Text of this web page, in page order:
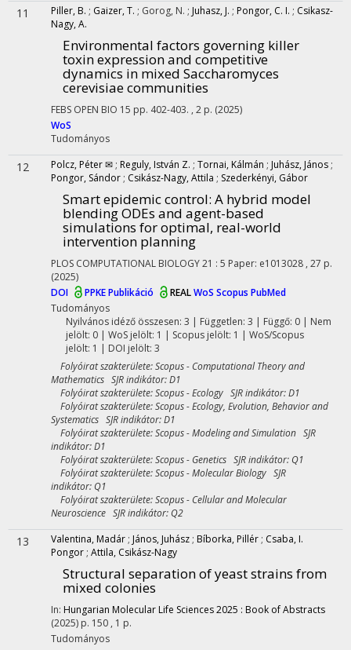
11 Piller, B. ; Gaizer, T. ; Gorog, N. ; Juhasz, J. ; Pongor, C. I. ; Csikasz-
Nagy, A.
Environmental factors governing killer
toxin expression and competitive
dynamics in mixed Saccharomyces
cerevisiae communities
FEBS OPEN BIO 15 pp. 402-403. , 2 p. (2025)
WoS
Tudományos
12 Polcz, Péter ✉ ; Reguly, István Z. ; Tornai, Kálmán ; Juhász, János ;
Pongor, Sándor ; Csikász-Nagy, Attila ; Szederkényi, Gábor
Smart epidemic control: A hybrid model
blending ODEs and agent-based
simulations for optimal, real-world
intervention planning
PLOS COMPUTATIONAL BIOLOGY21 : 5 Paper: e1013028 , 27 p.
(2025)
DOI
PPKE Publikáció REALWoS Scopus PubMed
Tudományos
Nyilvános idéző összesen: 3 | Független: 3 | Függő: 0 | Nem
jelölt: 0 | WoS jelölt: 1 | Scopus jelölt: 1 | WoS/Scopus
jelölt: 1 | DOI jelölt: 3
Folyóirat szakterülete: Scopus - Computational Theory and
Mathematics SJR indikátor: D1
Folyóirat szakterülete: Scopus - Ecology SJR indikátor: D1
Folyóirat szakterülete: Scopus - Ecology, Evolution, Behavior and
Systematics SJR indikátor: D1
Folyóirat szakterülete: Scopus - Modeling and Simulation SJR
indikátor: D1
Folyóirat szakterülete: Scopus - Genetics SJR indikátor: Q1
Folyóirat szakterülete: Scopus - Molecular Biology SJR
indikátor: Q1
Folyóirat szakterülete: Scopus - Cellular and Molecular
Neuroscience SJR indikátor: Q2
13 Valentina, Madár ; János, Juhász ; Bíborka, Pillér ; Csaba, I.
Pongor ; Attila, Csikász-Nagy
Structural separation of yeast strains from
mixed colonies
In: Hungarian Molecular Life Sciences 2025 : Book of Abstracts
(2025) p. 150 , 1 p.
Tudományos